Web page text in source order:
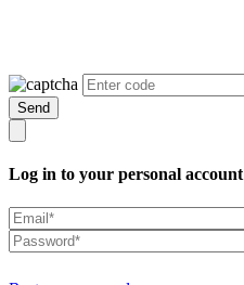
Log in to your personal account